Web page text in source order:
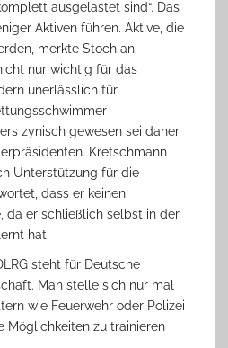
ausgelastet sind“. Das
Aktiven führen. Aktive, die
merkte Stoch an.
nur wichtig für das
unerlässlich für
zynisch gewesen sei daher
Kretschmann
Unterstützung für die
dass er keinen
da er schließlich selbst in der
hat.
steht für Deutsche
Man stelle sich nur mal
wie Feuerwehr oder Polizei
Möglichkeiten zu trainieren